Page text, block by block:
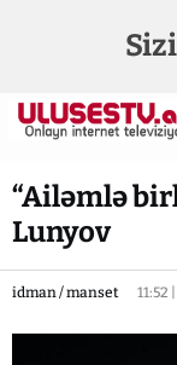
“Ailəmlə
Lunyov
idman / manset 11:52